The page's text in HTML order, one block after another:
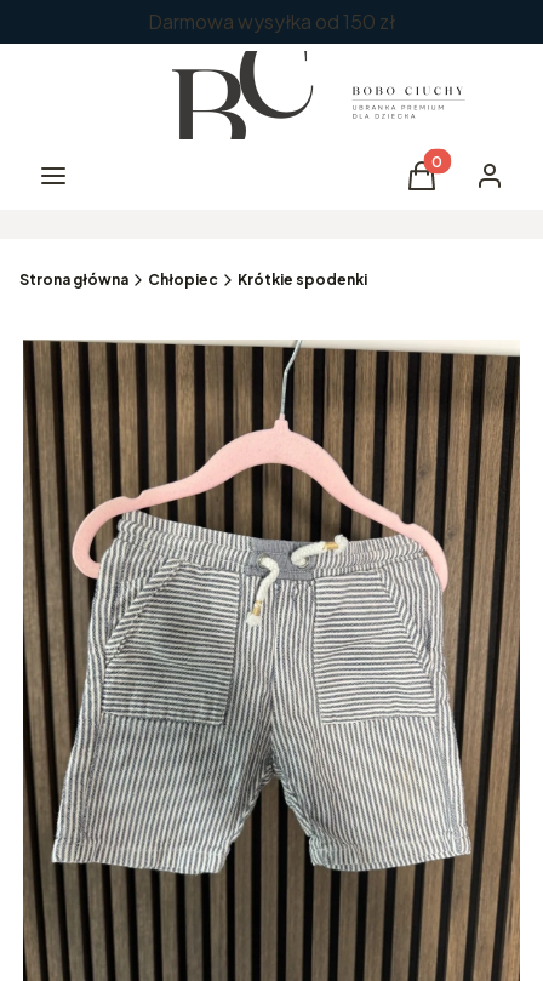
Darmowa wysyłka od 150 zł
Menu Produkty w
Koszyk
Strona główna Chłopiec Krótkie spodenki